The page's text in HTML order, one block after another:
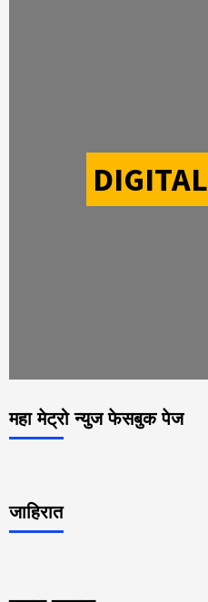
DIGITAL
महा मेट्रो न्युज फेसबुक पेज
जाहिरात